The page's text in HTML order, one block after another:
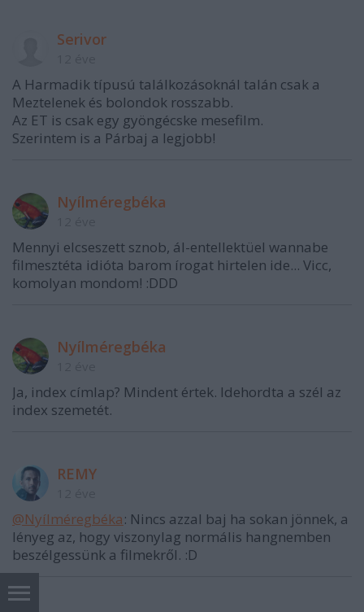
Serivor
A Harmadik típusú találkozásoknál talán csak a
Meztelenek és bolondok rosszabb.
Az ET is csak egy gyöngécske mesefilm.
Szerintem is a Párbaj a legjobb!
Nyílméregbéka
Mennyi elcseszett sznob, ál-entellektüel wannabe
filmesztéta idióta barom írogat hirtelen ide... Vicc,
komolyan mondom! :DDD
Nyílméregbéka
Ja, index címlap? Mindent értek. Idehordta a szél az
index szemetét.
REMY
@Nyílméregbéka: Nincs azzal baj ha sokan jönnek, a
lényeg az, hogy viszonylag normális hangnemben
beszélgessünk a filmekről. :D